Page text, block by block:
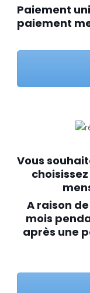
Paiement
paiement
Vous
A raison
mois
après une